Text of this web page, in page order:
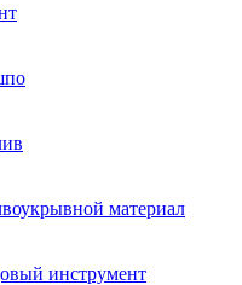
материал
инструмент